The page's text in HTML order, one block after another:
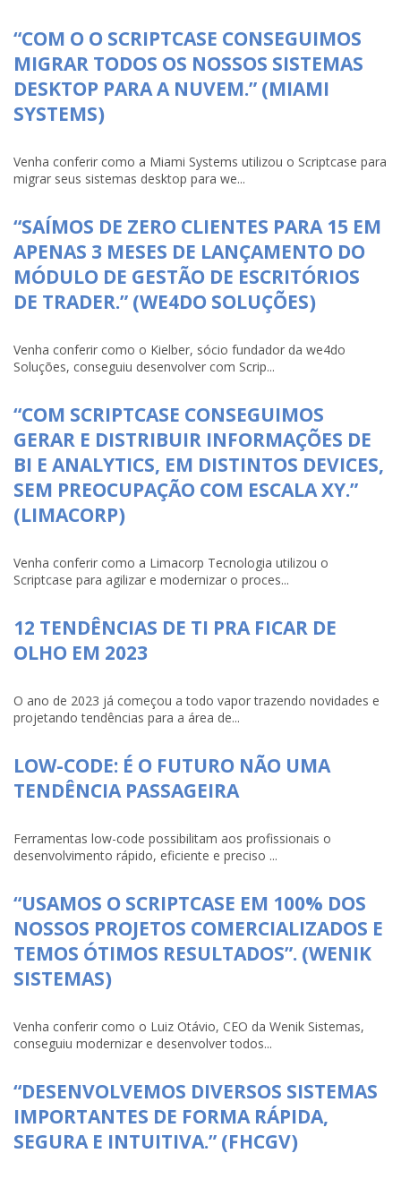
“COM O O SCRIPTCASE CONSEGUIMOS
MIGRAR TODOS OS NOSSOS SISTEMAS
DESKTOP PARA A NUVEM.” (MIAMI
SYSTEMS)
Venha conferir como a Miami Systems utilizou o Scriptcase para
migrar seus sistemas desktop para we...
“SAÍMOS DE ZERO CLIENTES PARA 15 EM
APENAS 3 MESES DE LANÇAMENTO DO
MÓDULO DE GESTÃO DE ESCRITÓRIOS
DE TRADER.” (WE4DO SOLUÇÕES)
Venha conferir como o Kielber, sócio fundador da we4do
Soluções, conseguiu desenvolver com Scrip...
“COM SCRIPTCASE CONSEGUIMOS
GERAR E DISTRIBUIR INFORMAÇÕES DE
BI E ANALYTICS, EM DISTINTOS DEVICES,
SEM PREOCUPAÇÃO COM ESCALA XY.”
(LIMACORP)
Venha conferir como a Limacorp Tecnologia utilizou o
Scriptcase para agilizar e modernizar o proces...
12 TENDÊNCIAS DE TI PRA FICAR DE
OLHO EM 2023
O ano de 2023 já começou a todo vapor trazendo novidades e
projetando tendências para a área de...
LOW-CODE: É O FUTURO NÃO UMA
TENDÊNCIA PASSAGEIRA
Ferramentas low-code possibilitam aos profissionais o
desenvolvimento rápido, eficiente e preciso ...
“USAMOS O SCRIPTCASE EM 100% DOS
NOSSOS PROJETOS COMERCIALIZADOS E
TEMOS ÓTIMOS RESULTADOS”. (WENIK
SISTEMAS)
Venha conferir como o Luiz Otávio, CEO da Wenik Sistemas,
conseguiu modernizar e desenvolver todos...
“DESENVOLVEMOS DIVERSOS SISTEMAS
IMPORTANTES DE FORMA RÁPIDA,
SEGURA E INTUITIVA.” (FHCGV)